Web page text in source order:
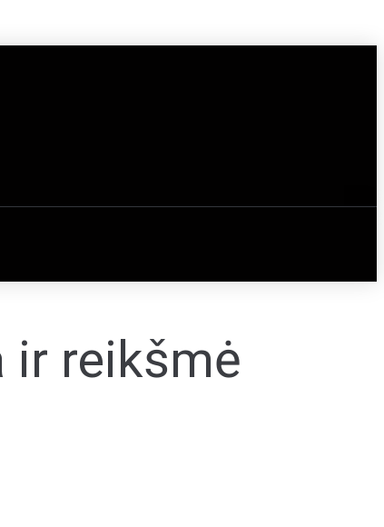
ir reikšmė